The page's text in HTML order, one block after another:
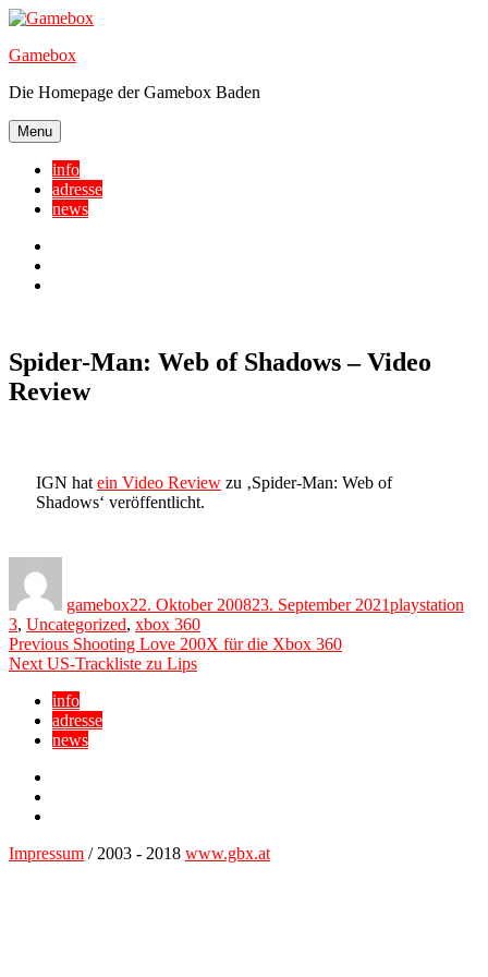
Skip
content
Gamebox
Die Homepage der Gamebox Baden
Menu
info
adresse
news
Spider-Man: Web of Shadows – Video
Review
IGN hat ein Video Review zu ‚Spider-Man: Web of
Shadows‘ veröffentlicht.
gamebox22. Oktober 200823. September 2021playstation
3, Uncategorized, xbox 360
Beitragsnavigation
Previous Previous
post:
Shooting Love 200X für die Xbox 360
Next Next
US-Trackliste zu Lips
info
adresse
news
Impressum / 2003 - 2018 www.gbx.at